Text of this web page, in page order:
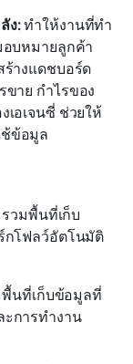
ง: ทำให้งานที่ทำ
อบหมายลูกค้า
างแดชบอร์ด
ขาย กำไรของ
อเจนซี่ ช่วยให้
ข้อมูล
วมพื้นที่เก็บ
กโฟลว์อัตโนมัติ
นที่เก็บข้อมูลที่
การทำงาน